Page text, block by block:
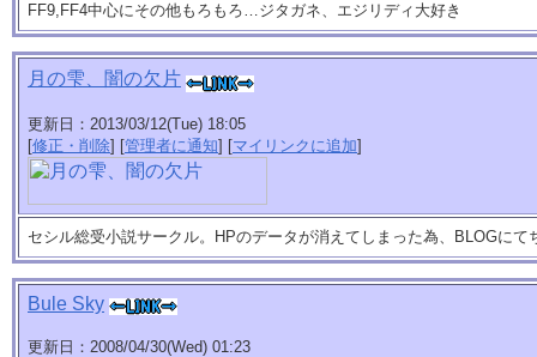
FF9,FF4中心にその他もろもろ…ジタガネ、エジリディ大好き
月の雫、闇の欠片
更新日：2013/03/12(Tue) 18:05
[修正・削除] [管理者に通知] [マイリンクに追加]
セシル総受小説サークル。HPのデータが消えてしまった為、BLOGに
Bule Sky
更新日：2008/04/30(Wed) 01:23